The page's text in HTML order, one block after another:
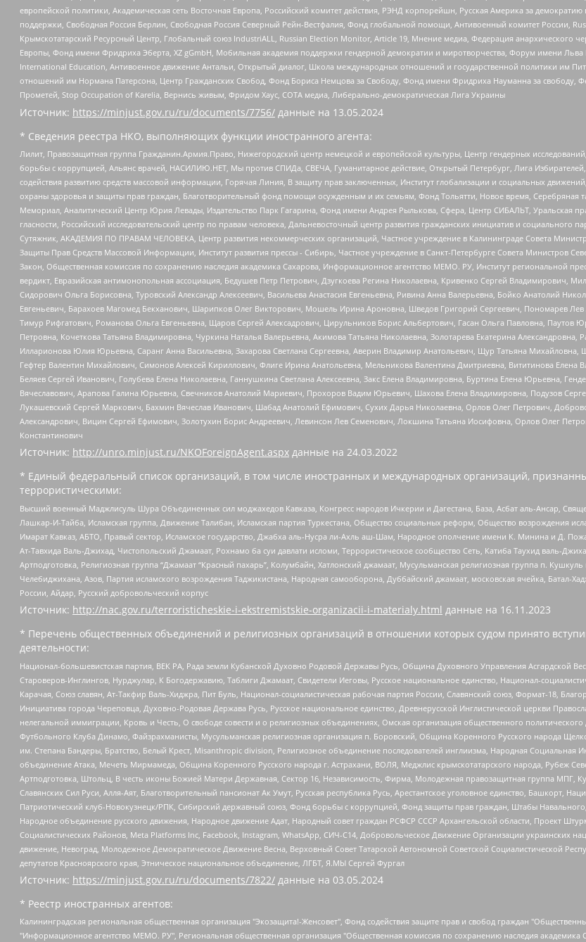
европейской политики, Академическая сеть Восточная Европа, Российский комитет действия, РЭНД корпорейшн, Русская Америка за
поддержки, Свободная Россия Берлин, Свободная Россия Северный Рейн-Вестфалия, Фонд глобальной помощи, Антивоенный комитет России,
Крымскотатарский Ресурсный Центр, Глобальный союз IndustriALL, Russian Election Monitor, Article 19, Мнение медиа, Федерация анархического
Европы, Фонд имени Фридриха Эберта, XZ gGmbH, Мобильная академия поддержки гендерной демократии и миротворчества, Форум имени
International Education, Антивоенное движение Антальи, Открытый диалог, Школа международных отношений и государственной политики им
отношений им Нормана Патерсона, Центр Гражданских Свобод, Фонд Бориса Немцова за Свободу, Фонд имени Фридриха Науманна за свободу,
Прометей, Stop Occupation of Karelia, Вернись живым, Фридом Хаус, СОТА медиа, Либерально-демократическая Лига Украины
Источник: https://minjust.gov.ru/ru/documents/7756/ данные на 13.05.2024
* Сведения реестра НКО, выполняющих функции иностранного агента:
Лилит, Правозащитная группа Гражданин.Армия.Право, Нижегородский центр немецкой и европейской культуры, Центр гендерных
борьбы с коррупцией, Альянс врачей, НАСИЛИЮ.НЕТ, Мы против СПИДа, СВЕЧА, Гуманитарное действие, Открытый Петербург, Лига
содействия развитию средств массовой информации, Горячая Линия, В защиту прав заключенных, Институт глобализации и социальных
охраны здоровья и защиты прав граждан, Благотворительный фонд помощи осужденным и их семьям, Фонд Тольятти, Новое время, Серебряная
Мемориал, Аналитический Центр Юрия Левады, Издательство Парк Гагарина, Фонд имени Андрея Рылькова, Сфера, Центр СИБАЛЬТ, Уральская
гласности, Российский исследовательский центр по правам человека, Дальневосточный центр развития гражданских инициатив и социального
Сутяжник, АКАДЕМИЯ ПО ПРАВАМ ЧЕЛОВЕКА, Центр развития некоммерческих организаций, Частное учреждение в Калининграде Совета
Защиты Прав Средств Массовой Информации, Институт развития прессы - Сибирь, Частное учреждение в Санкт-Петербурге Совета Министров
Закон, Общественная комиссия по сохранению наследия академика Сахарова, Информационное агентство МЕМО. РУ, Институт региональной
вердикт, Евразийская антимонопольная ассоциация, Бедушев Петр Петрович, Дзугкоева Регина Николаевна, Кривенко Сергей
Сидорович Ольга Борисовна, Туровский Александр Алексеевич, Васильева Анастасия Евгеньевна, Ривина Анна Валерьевна, Бойко Анатолий
Евгеньевич, Барахоев Магомед Бекханович, Шарипков Олег Викторович, Мошель Ирина Ароновна, Шведов Григорий Сергеевич, Пономарев
Тимур Рифгатович, Романова Ольга Евгеньевна, Щаров Сергей Алексадрович, Цирульников Борис Альбертович, Гасан Ольга Павловна,
Петровна, Кочеткова Татьяна Владимировна, Чуркина Наталья Валерьевна, Акимова Татьяна Николаевна, Золотарева Екатерина
Илларионова Юлия Юрьевна, Саранг Анна Васильевна, Захарова Светлана Сергеевна, Аверин Владимир Анатольевич, Щур Татьяна
Гефтер Валентин Михайлович, Симонов Алексей Кириллович, Флиге Ирина Анатольевна, Мельникова Валентина Дмитриевна, Вититинова
Беляев Сергей Иванович, Голубева Елена Николаевна, Ганнушкина Светлана Алексеевна, Закс Елена Владимировна, Буртина Елена Юрьевна,
Вячеславович, Арапова Галина Юрьевна, Свечников Анатолий Мариевич, Прохоров Вадим Юрьевич, Шахова Елена Владимировна, Подузов
Лукашевский Сергей Маркович, Бахмин Вячеслав Иванович, Шабад Анатолий Ефимович, Сухих Дарья Николаевна, Орлов Олег Петрович,
Александрович, Вицин Сергей Ефимович, Золотухин Борис Андреевич, Левинсон Лев Семенович, Локшина Татьяна Иосифовна, Орлов Олег
Константинович
Источник: http://unro.minjust.ru/NKOForeignAgent.aspx данные на 24.03.2022
* Единый федеральный список организаций, в том числе иностранных и международных организаций,
террористическими:
Высший военный Маджлисуль Шура Объединенных сил моджахедов Кавказа, Конгресс народов Ичкерии и Дагестана, База, Асбат аль-Ансар,
Лашкар-И-Тайба, Исламская группа, Движение Талибан, Исламская партия Туркестана, Общество социальных реформ, Общество возрождения
Имарат Кавказ, АБТО, Правый сектор, Исламское государство, Джабха аль-Нусра ли-Ахль аш-Шам, Народное ополчение имени К. Минина и Д.
Ат-Тавхида Валь-Джихад, Чистопольский Джамаат, Рохнамо ба суи давлати исломи, Террористическое сообщество Сеть, Катиба Таухид валь-
Артподготовка, Религиозная группа “Джамаат “Красный пахарь”, Колумбайн, Хатлонский джамаат, Мусульманская религиозная группа п.
Челебиджихана, Азов, Партия исламского возрождения Таджикистана, Народная самооборона, Дуббайский джамаат, московская ячейка,
России, Айдар, Русский добровольческий корпус
Источник: http://nac.gov.ru/terroristicheskie-i-ekstremistskie-organizacii-i-materialy.html данные на 16.11.2023
* Перечень общественных объединений и религиозных организаций в отношении которых судом принято
деятельности:
Национал-большевистская партия, ВЕК РА, Рада земли Кубанской Духовно Родовой Державы Русь, Община Духовного Управления Асгардской
Староверов-Инглингов, Нурджулар, К Богодержавию, Таблиги Джамаат, Свидетели Иеговы, Русское национальное единство, Национал-
Карачая, Союз славян, Ат-Такфир Валь-Хиджра, Пит Буль, Национал-социалистическая рабочая партия России, Славянский союз, Формат-18,
Инициатива города Череповца, Духовно-Родовая Держава Русь, Русское национальное единство, Древнерусской Инглистической церкви
нелегальной иммиграции, Кровь и Честь, О свободе совести и о религиозных объединениях, Омская организация общественного
Футбольного Клуба Динамо, Файзрахманисты, Мусульманская религиозная организация п. Боровский, Община Коренного Русского народа
им. Степана Бандеры, Братство, Белый Крест, Misanthropic division, Религиозное объединение последователей инглиизма, Народная Социальная
объединение Атака, Мечеть Мирмамеда, Община Коренного Русского народа г. Астрахани, ВОЛЯ, Меджлис крымскотатарского народа, Рубеж
Артподготовка, Штольц, В честь иконы Божией Матери Державная, Сектор 16, Независимость, Фирма, Молодежная правозащитная группа МПГ,
Славянских Сил Руси, Алля-Аят, Благотворительный пансионат Ак Умут, Русская республика Русь, Арестантское уголовное единство, Башкорт,
Патриотический клуб-Новокузнецк/РПК, Сибирский державный союз, Фонд борьбы с коррупцией, Фонд защиты прав граждан, Штабы Навального,
Народное объединение русского движения, Народное движение Адат, Народный совет граждан РСФСР СССР Архангельской области, Проект
Социалистических Районов, Meta Platforms Inc, Facebook, Instagram, WhatsApp, СИЧ-С14, Добровольческое Движение Организации украинских
движение, Невоград, Молодежное Демократическое Движение Весна, Верховный Совет Татарской Автономной Советской Социалистической
депутатов Красноярского края, Этническое национальное объединение, ЛГБТ, Я.МЫ Сергей Фургал
Источник: https://minjust.gov.ru/ru/documents/7822/ данные на 03.05.2024
* Реестр иностранных агентов:
Калининградская региональная общественная организация "Экозащита!-Женсовет", Фонд содействия защите прав и свобод граждан "Общественный вердикт", Фонд "Институт Развития Свободы Информации", Частное учреждение "Информационное агентство МЕМО. РУ", Региональная общественная организация "Общественная комиссия по сохранению наследия академика Сахарова", Фонд поддержки свободы прессы, Санкт-Петербургская общественная правозащитная организация "Гражданский контроль", Межрегиональная общественная организация "Информационно-просветительский центр "Мемориал", Региональный Фонд "Центр Защиты Прав Средств Массовой Информации", с 05.12.2023 Фонд "Центр Защиты Прав Средств массовой информации", Региональная общественная благотворительная организация помощи беженцам и мигрантам "Гражданское содействие", Негосударственное образовательное учреждение дополнительного профессионального образования (повышение квалификации) специалистов "АКАДЕМИЯ ПО ПРАВАМ ЧЕЛОВЕКА", Свердловская региональная общественная организация "Сутяжник", Автономная некоммерческая организация "Центр независимых социологических исследований", Союз общественных объединений "Российский исследовательский центр по правам человека", Региональное общественное учреждение научно-информационный центр "МЕМОРИАЛ", Некоммерческая организация "Фонд защиты гласности", Автономная некоммерческая организация "Институт прав человека", Городская общественная организация "Екатеринбургское общество "МЕМОРИАЛ", Городская общественная организация "Рязанское историко-просветительское и правозащитное общество "Мемориал" (Рязанский Мемориал), Челябинский региональный орган общественной самодеятельности – женское общественное объединение "Женщины Евразии", Челябинский региональный орган общественной самодеятельности "Уральская правозащитная группа", Фонд содействия защите здоровья и социальной справедливости имени Андрея Рылькова, Автономная Некоммерческая Организация "Аналитический Центр Юрия Левады", Автономная некоммерческая организация социальной поддержки населения "Проект Апрель", Региональная общественная организация помощи женщинам и детям, находящимся в кризисной ситуации "Информационно-методический центр "Анна", Фонд содействия развитию массовых коммуникаций и правовому просвещению "Так-так-Так", Фонд содействия устойчивому развитию "Серебряная тайга", Свердловский региональный общественный фонд социальных проектов "Новое время", "Idel.Реалии", Кавказ.Реалии, Крым.Реалии, Телеканал Настоящее Время, Татаро-башкирская служба Радио Свобода (Azatliq Radiosi), Радио Свободная Европа/Радио Свобода (PCE/PC), "Сибирь.Реалии", "Фактограф", Благотворительный фонд помощи осужденным и их семьям, Автономная некоммерческая организация "Институт глобализации и социальных движений", Фонд "В защиту прав заключенных", Частное учреждение "Центр поддержки и содействия развитию средств массовой информации", Пензенский региональный общественный благотворительный фонд "Гражданский союз", "Север.Реалии", Некоммерческая организация Фонд "Правовая инициатива", Общество с ограниченной ответственностью "Радио Свободная Европа/Радио Свобода", Чешское информационное агентство "MEDIUM-ORIENT", Красноярская региональная общественная организация "Мы против СПИДа", Камалягин Денис Николаевич, Маркелов Сергей Евгеньевич, Пономарев Лев Александрович, Савицкая Людмила Алексеевна, Автономная некоммерческая организация "Центр по работе с проблемой насилия "НАСИЛИЮ.НЕТ", Межрегиональный профессиональный союз работников здравоохранения "Альянс врачей", Юридическое лицо, зарегистрированное в Латвийской Республике, SIA "Medusa Project" (регистрационный номер 40103797863, дата регистрации 10.06.2014), Некоммерческая организация "Фонд по борьбе с коррупцией", Автономная некоммерческая организация "Институт права и публичной политики", Баданин Роман Сергеевич, Гликин Максим Александрович, Железнова Мария Михайловна, Лукьянова Юлия Сергеевна, Маетная Елизавета Витальевна, Маняхин Петр Борисович, Чуракова Ольга Владимировна, Ярош Юлия Петровна, Юридическое лицо "The Insider SIA", зарегистрированное в Риге, Латвийская Республика (дата регистрации 26.06.2015), являющееся администратором доменного имени интернет-издания "The Insider SIA", https://theins.ru, Постернак Алексей Евгеньевич, Рубин Михаил Аркадьевич, Анин Роман Александрович, Юридическое лицо Istories fonds, зарегистрированное в Латвийской Республике (регистрационный номер 50008295751, дата регистрации 24.02.2020), Великовский Дмитрий Александрович, Долинина Ирина Николаевна, Мароховская Алеся Алексеевна, Шлейнов Роман Юрьевич, Шмагун Олеся Валентиновна, Общество с ограниченной ответственностью "Альтаир 2021", Общество с ограниченной ответственностью "Вега 2021", Общество с ограниченной ответственностью "Главный редактор 2021", Общество с ограниченной ответственностью "Ромашки монолит", Важенков Артем Валерьевич, Ивановская областная общественная организация "Центр гендерных исследований", Гурман Юрий Альбертович, Медиапроект "ОВД-Инфо", Егоров Владимир Владимирович, Жилинский Владимир Александрович, Общество с ограниченной ответственностью "ЗП", Иванова София Юрьевна, Карезина Инна Павловна, Кильтау Екатерина Викторовна, Петров Алексей Викторович, Пискунов Сергей Евгеньевич, Смирнов Сергей Сергеевич, Тихонов Михаил Сергеевич, Общество с ограниченной ответственностью "ЖУРНАЛИСТ-ИНОСТРАННЫЙ АГЕНТ", Арапова Галина Юрьевна, Вольтская Татьяна Анатольевна, Американская компания "Mason G.E.S. Anonymous Foundation" (США), являющаяся владельцем интернет-издания https://mnews.world/, Компания "Stichting Bellingcat", зарегистрированная в Нидерландах (дата регистрации 11.07.2018), Захаров Андрей Вячеславович, Клепиковская Екатерина Дмитриевна, Общество с ограниченной ответственностью "МЕМО", Перл Роман Александрович, Симонов Евгений Алексеевич, Соловьева Елена Анатольевна, Сотников Даниил Владимирович, Сурначева Елизавета Дмитриевна, Автономная некоммерческая организация по защите прав человека и информированию населения "Якутия – Наше Мнение", Общество с ограниченной ответственностью "Москоу диджитал медиа", с 26.01.2023 Общество с ограниченной ответственностью "Чайка Белые сады", Ветошкина Валерия Валерьевна, Заговора Максим Александрович, Межрегиональное общественное движение "Российская ЛГБТ - сеть", Оленичев Максим Владимирович, Павлов Иван Юрьевич,